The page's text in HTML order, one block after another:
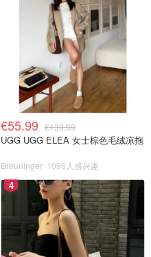
€55.99 €139.99
UGG UGG ELEA 女士棕色毛绒凉拖
Breuninger 1096人感兴趣
4